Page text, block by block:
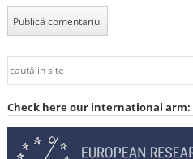
Check here our international arm: